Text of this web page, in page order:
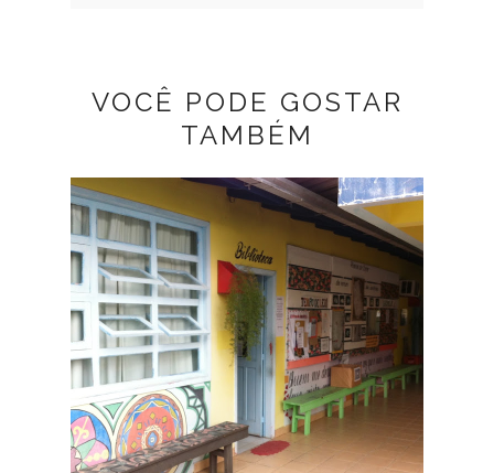
VOCÊ PODE GOSTAR
TAMBÉM